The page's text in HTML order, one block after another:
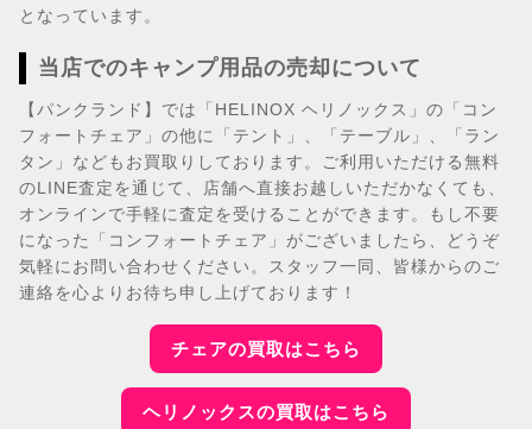
となっています。
当店でのキャンプ用品の売却について
【パンクランド】では「HELINOX ヘリノックス」の「コン
フォートチェア」の他に「テント」、「テーブル」、「ラン
タン」などもお買取りしております。ご利用いただける無料
のLINE査定を通じて、店舗へ直接お越しいただかなくても、
オンラインで手軽に査定を受けることができます。もし不要
になった「コンフォートチェア」がございましたら、どうぞ
気軽にお問い合わせください。スタッフ一同、皆様からのご
連絡を心よりお待ち申し上げております！
チェアの買取はこちら
ヘリノックスの買取はこちら